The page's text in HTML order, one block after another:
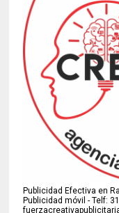
Publicidad Efectiva en
Publicidad móvil - Telf: